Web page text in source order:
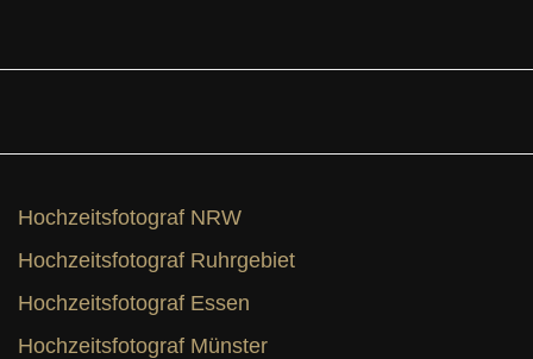
Hochzeitsfotograf NRW
Hochzeitsfotograf Ruhrgebiet
Hochzeitsfotograf Essen
Hochzeitsfotograf Münster